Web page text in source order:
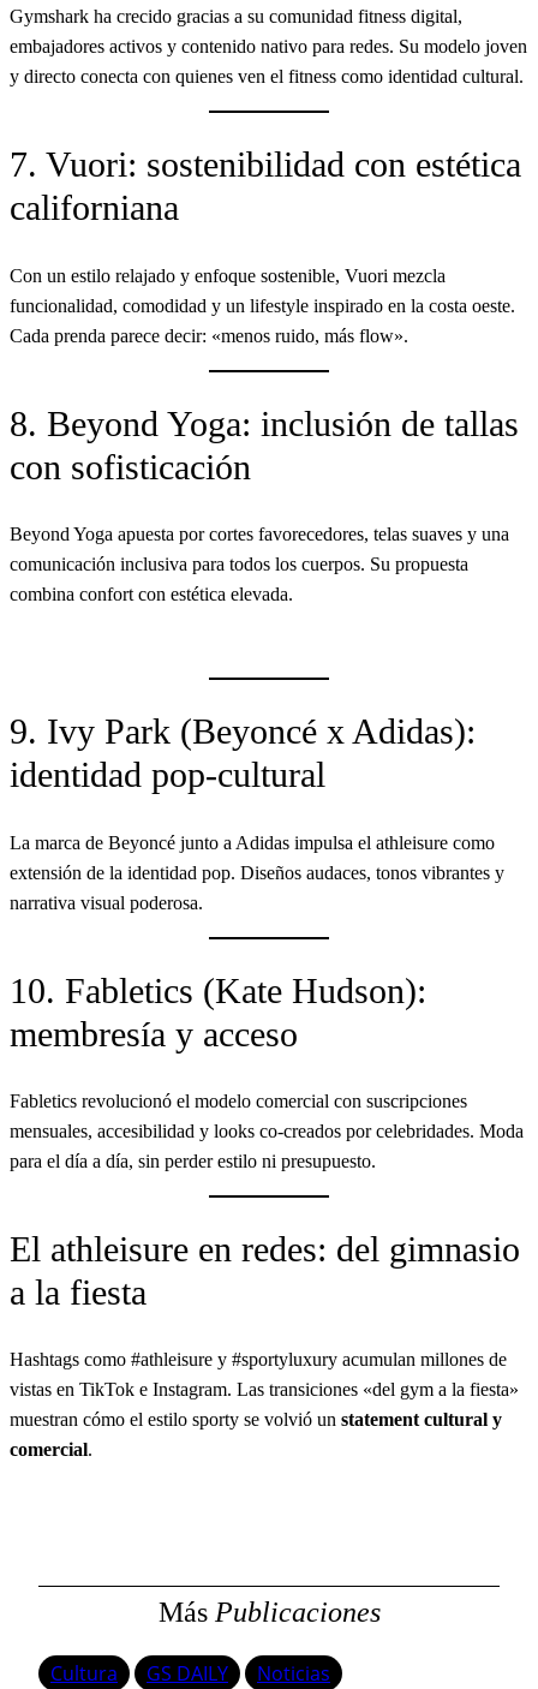
Gymshark ha crecido gracias a su comunidad fitness digital,
embajadores activos y contenido nativo para redes. Su modelo joven
y directo conecta con quienes ven el fitness como identidad cultural.
7. Vuori: sostenibilidad con estética
californiana
Con un estilo relajado y enfoque sostenible, Vuori mezcla
funcionalidad, comodidad y un lifestyle inspirado en la costa oeste.
Cada prenda parece decir: «menos ruido, más flow».
8. Beyond Yoga: inclusión de tallas
con sofisticación
Beyond Yoga apuesta por cortes favorecedores, telas suaves y una
comunicación inclusiva para todos los cuerpos. Su propuesta
combina confort con estética elevada.
9. Ivy Park (Beyoncé x Adidas):
identidad pop-cultural
La marca de Beyoncé junto a Adidas impulsa el athleisure como
extensión de la identidad pop. Diseños audaces, tonos vibrantes y
narrativa visual poderosa.
10. Fabletics (Kate Hudson):
membresía y acceso
Fabletics revolucionó el modelo comercial con suscripciones
mensuales, accesibilidad y looks co-creados por celebridades. Moda
para el día a día, sin perder estilo ni presupuesto.
El athleisure en redes: del gimnasio
a la fiesta
Hashtags como #athleisure y #sportyluxury acumulan millones de
vistas en TikTok e Instagram. Las transiciones «del gym a la fiesta»
muestran cómo el estilo sporty se volvió un statement cultural y
comercial.
MásPublicaciones
Cultura GS DAILY Noticias